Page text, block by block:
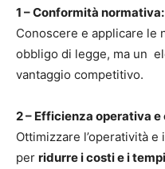
1 – Conformità
Conoscere e applicare le
obbligo di legge, ma un
vantaggio competitivo.
2 – Efficienza operativa
Ottimizzare l’operatività
per ridurre i costi e i